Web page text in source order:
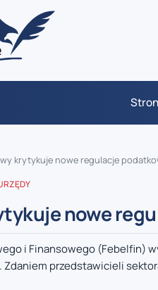
krytykuje nowe regulacje
nowe
i Finansowego (Febelfin)
przedstawicieli